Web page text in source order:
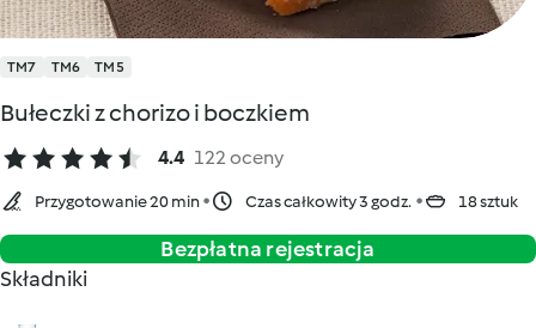
TM7 TM6 TM5
Bułeczki z chorizo i boczkiem
4.4 122 oceny
Przygotowanie 20 min Czas całkowity 3 godz. 18 sztuk
Bezpłatna rejestracja
Składniki